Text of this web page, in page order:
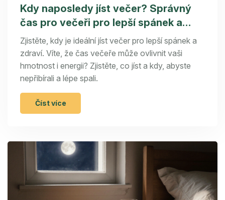
Kdy naposledy jíst večer? Správný
čas pro večeři pro lepší spánek a
zdraví
Zjistěte, kdy je ideální jíst večer pro lepší spánek a
zdraví. Víte, že čas večeře může ovlivnit vaši
hmotnost i energii? Zjistěte, co jíst a kdy, abyste
nepřibírali a lépe spali.
Číst více